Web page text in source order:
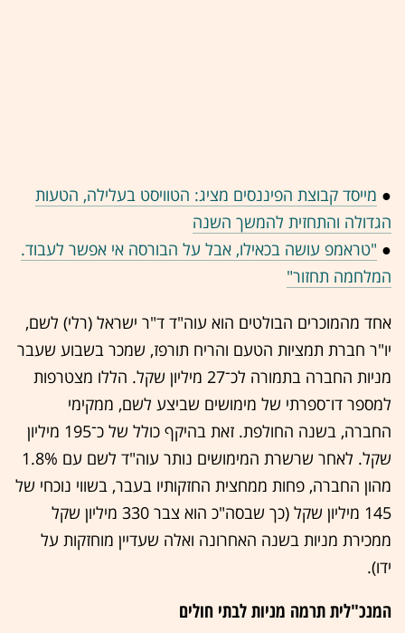
● מייסד קבוצת הפיננסים מציג: הטוויסט בעלילה, הטעות
הגדולה והתחזית להמשך השנה
● "טראמפ עושה בכאילו, אבל על הבורסה אי אפשר לעבוד.
המלחמה תחזור"
אחד מהמוכרים הבולטים הוא עוה"ד ד"ר ישראל (רלי) לשם,
יו"ר חברת תמציות הטעם והריח תורפז, שמכר בשבוע שעבר
מניות החברה בתמורה לכ־27 מיליון שקל. הללו מצטרפות
למספר דו־ספרתי של מימושים שביצע לשם, ממקימי
החברה, בשנה החולפת. זאת בהיקף כולל של כ־195 מיליון
שקל. לאחר שרשרת המימושים נותר עוה"ד לשם עם 1.8%
מהון החברה, פחות ממחצית החזקותיו בעבר, בשווי נוכחי של
145 מיליון שקל (כך שבסה"כ הוא צבר 330 מיליון שקל
ממכירת מניות בשנה האחרונה ואלה שעדיין מוחזקות על
ידו).
המנכ"לית תרמה מניות לבתי חולים